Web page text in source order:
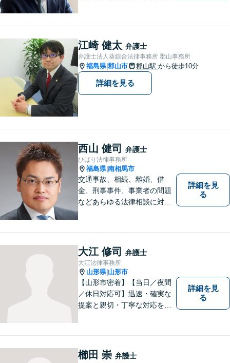
いた案件は1日でも早く解決す
るよう努力することで早期解
決を目指します。 お気軽にご
相談ください。
江崎 健太 弁護士
弁護士法人葵綜合法律事務所 郡山事務所
福島県|郡山市 郡山駅 から徒歩10分
詳細を見る
西山 健司 弁護士
ひばり法律事務所
福島県|南相馬市
交通事故、相続、離婚、借
金、刑事事件、事業者の問題
などあらゆる法律相談に対応
守ることが第一です。 お困り
ごとがありましたら、まずは
ご相談ください。
詳細を見
る
大江 修司 弁護士
大江法律事務所
山形県| 山形市
【山形市密着】【当日／夜間
／休日対応可】迅速・確実な
提案と親切・丁寧な対応をい
談下さい。【法テラス利用
可】不安や問題について法的
リスクを説明し、見通しを立
詳細を見
る
櫛田 崇 弁護士